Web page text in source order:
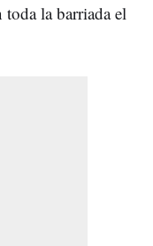
toda la barriada el